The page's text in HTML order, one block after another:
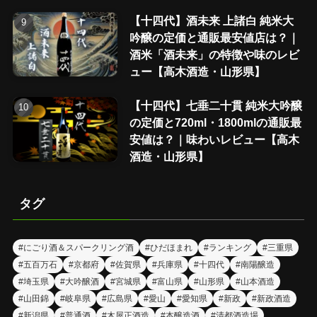
【十四代】酒未来 上諸白 純米大
吟醸の定価と通販最安値店は？｜
酒米「酒未来」の特徴や味のレビ
ュー【高木酒造・山形県】
【十四代】七垂二十貫 純米大吟醸
の定価と720ml・1800mlの通販最
安値は？｜味わいレビュー【高木
酒造・山形県】
タグ
#にごり酒＆スパークリング酒 #ひだほまれ #ランキング
#三重県
#五百万石
#京都府 #佐賀県 #兵庫県 #十四代
#南陽醸造
#埼玉県
#大吟醸酒 #宮城県 #富山県 #山形県
#山本酒造
#山田錦
#岐阜県 #広島県 #愛山 #愛知県 #新政
#新政酒造